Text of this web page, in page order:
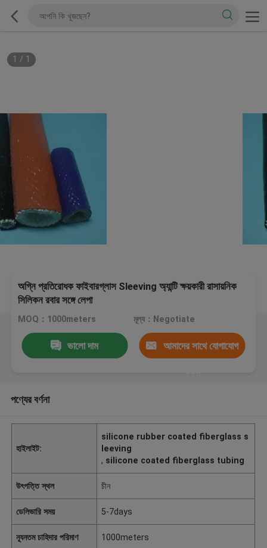
1 / 1
অগ্নি প্রতিরোধক ফাইবারগ্লাস Sleeving অ্যান্টি ক্ষয়কারী রাসায়নিক
সিলিকন রবার সঙ্গে লেপা
MOQ：1000meters মূল্য：Negotiate
ভালো দাম আমাদের সাথে যোগাযোগ
পণ্যের বর্ণনা
হাইলাইট:
silicone rubber coated fiberglass s
leeving
, silicone coated fiberglass tubing
উৎপত্তি স্থল চীন
ডেলিভারি সময় 5-7days
ন্যূনতম চাহিদার পরিমাণ 1000meters